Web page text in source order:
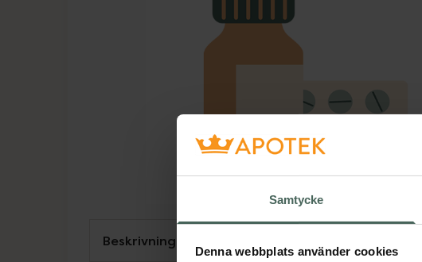
Samtycke
Denna webbplats använder cookies
Lista: . Innehåller 1 objekt.
Beskrivning